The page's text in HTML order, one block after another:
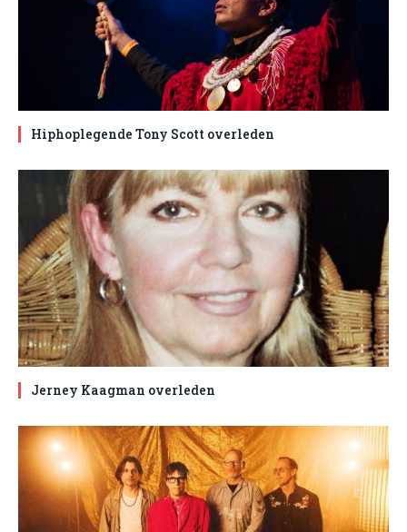
Hiphoplegende Tony Scott overleden
Jerney Kaagman overleden